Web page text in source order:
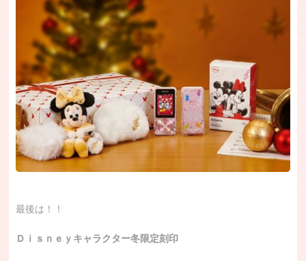
最後は！！
Ｄｉｓｎｅｙキャラクター冬限定刻印